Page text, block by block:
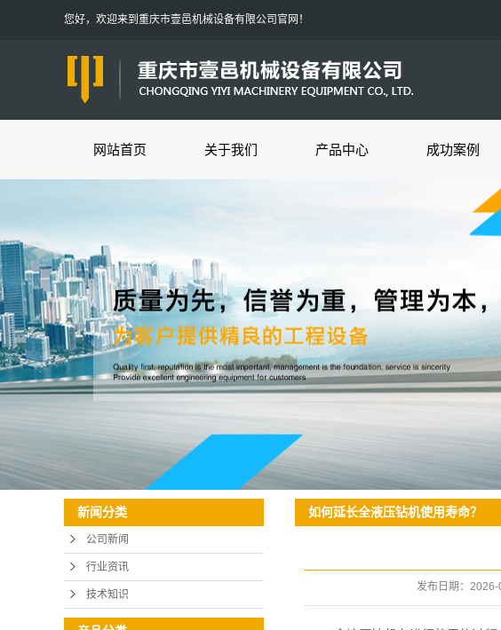
您好，欢迎来到重庆市壹邑机械设备有限公司官网！
网站首页 关于我们
联系我们
产品中心
挖改切削钻机
挖改隧道锚杆机
挖改凿岩机
挖机钻
成功案例
客户案例
新闻分类
公司新闻
行业资讯
技术知识
如何延长全液压钻机使用寿命？
发布日期： 2026-